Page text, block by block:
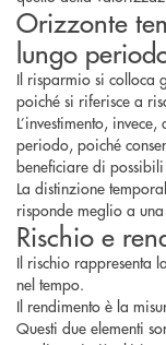
Orizzonte
lungo
Il risparmio si colloca
poiché si riferisce a
L’investimento,
periodo, poiché
beneficiare di
La distinzione
risponde meglio a
Rischio e
Il rischio rappresenta
nel tempo.
Il rendimento è la
Questi due elementi